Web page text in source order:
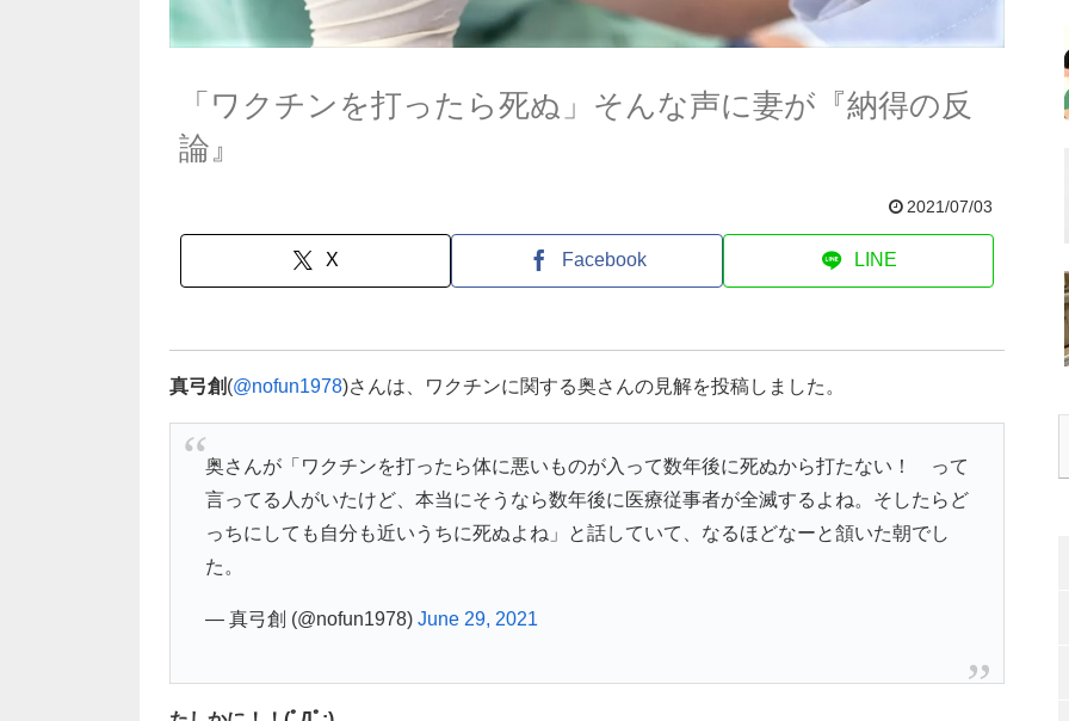
「ワクチンを打ったら死ぬ」そんな声に妻が『納得の反
論』
2021/07/03
X Facebook LINE
真弓創 (@nofun1978)さんは、ワクチンに関する奥さんの見解を投稿しました。
奥さんが「ワクチンを打ったら体に悪いものが入って数年後に死ぬから打たない！ って
言ってる人がいたけど、本当にそうなら数年後に医療従事者が全滅するよね。そしたらど
っちにしても自分も近いうちに死ぬよね」と話していて、なるほどなーと頷いた朝でし
た。
— 真弓創 (@nofun1978) June 29, 2021